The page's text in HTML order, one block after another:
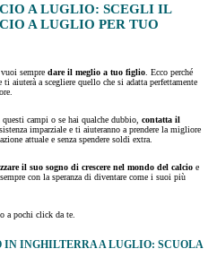
A LUGLIO: SCEGLI IL
A LUGLIO PER TUO
sempre dare il meglio a tuo figlio . Ecco perché
aiuterà a scegliere quello che si adatta perfettamente
campi o se hai qualche dubbio, contatta il
imparziale e ti aiuteranno a prendere la migliore
attuale e senza spendere soldi extra.
il suo sogno di crescere nel mondo del calcio e
con la speranza di diventare come i suoi più
a pochi click da te.
INGHILTERRA A LUGLIO: SCUOLA